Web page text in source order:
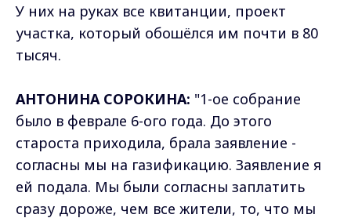
У них на руках все квитанции, проект
участка, который обошёлся им почти в 80
тысяч.
АНТОНИНА СОРОКИНА: "1-ое собрание
было в феврале 6-ого года. До этого
староста приходила, брала заявление -
согласны мы на газификацию. Заявление я
ей подала. Мы были согласны заплатить
сразу дороже, чем все жители, то, что мы